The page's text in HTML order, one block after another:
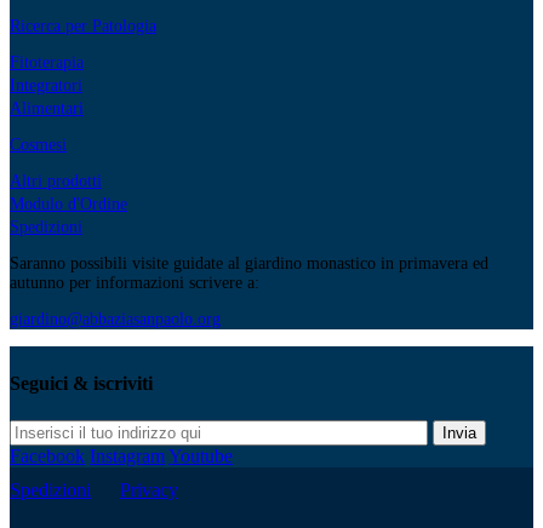
Ricerca per Patologia
Fitoterapia
Integratori
Alimentari
Cosmesi
Altri prodotti
Modulo d'Ordine
Spedizioni
Saranno possibili visite guidate al giardino monastico in primavera ed
autunno per informazioni scrivere a:
giardino@abbaziasanpaolo.org
Seguici & iscriviti
Invia
Facebook InstagramYoutube
Spedizioni
Privacy